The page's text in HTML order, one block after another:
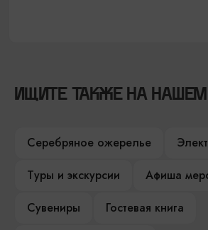
ИЩИТЕ ТАКЖЕ НА НАШЕМ
Серебряное ожерелье
Туры и экскурсии
Афиша
Сувениры
Гостевая книга